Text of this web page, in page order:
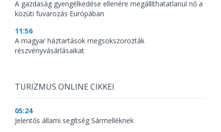
A gazdaság gyengélkedése ellenére megállíthatatlanul nő a
közúti fuvarozás Európában
11:56
A magyar háztartások megsokszorozták
részvényvásárlásaikat
TURIZMUS ONLINE CIKKEI
05:24
Jelentős állami segítség Sármelléknek